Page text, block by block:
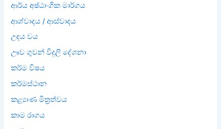
ආර්ය අෂ්ඨාංගික මාර්ගය
ආශ්වාදය / ආස්වාදය
උදය වය
ඌව ගුවන් විදුලි දේශනා
කර්ම විෂය
කර්මස්ථාන
කළ්‍යාණ මිත්‍රත්වය
කාම රාගය